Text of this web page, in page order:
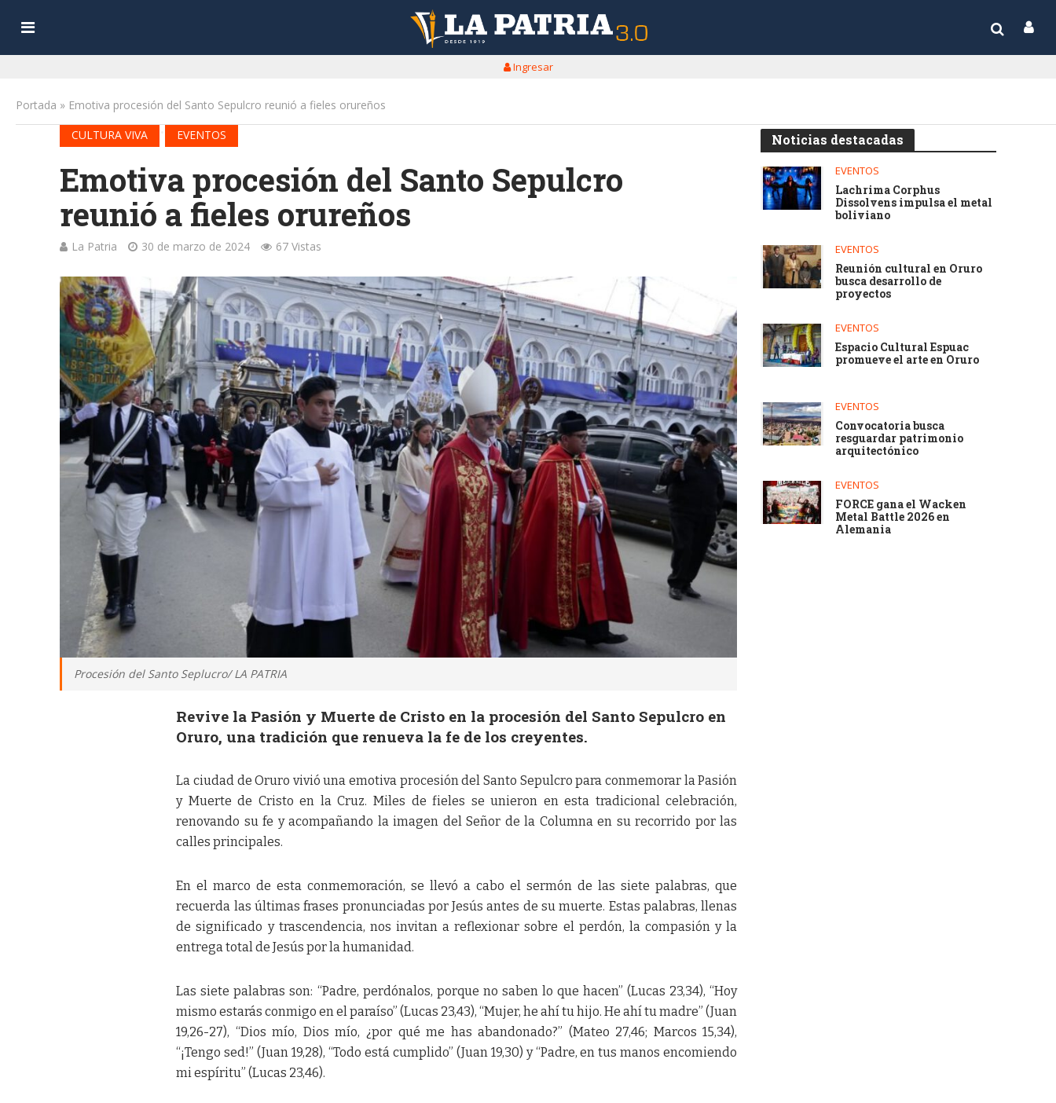
Ingresar
Portada » Emotiva procesión del Santo Sepulcro reunió a fieles orureños
CULTURA VIVA
EVENTOS
Emotiva procesión del Santo Sepulcro
reunió a fieles orureños
La Patria 30 de marzo de 2024 67 Vistas
Procesión del Santo Seplucro/ LA PATRIA
Revive la Pasión y Muerte de Cristo en la procesión del Santo Sepulcro en
Oruro, una tradición que renueva la fe de los creyentes.
La ciudad de Oruro vivió una emotiva procesión del Santo Sepulcro para conmemorar la Pasión
y Muerte de Cristo en la Cruz. Miles de fieles se unieron en esta tradicional celebración,
renovando su fe y acompañando la imagen del Señor de la Columna en su recorrido por las
calles principales.
En el marco de esta conmemoración, se llevó a cabo el sermón de las siete palabras, que
recuerda las últimas frases pronunciadas por Jesús antes de su muerte. Estas palabras, llenas
de significado y trascendencia, nos invitan a reflexionar sobre el perdón, la compasión y la
entrega total de Jesús por la humanidad.
Las siete palabras son: “Padre, perdónalos, porque no saben lo que hacen” (Lucas 23,34), “Hoy
mismo estarás conmigo en el paraíso” (Lucas 23,43), “Mujer, he ahí tu hijo. He ahí tu madre” (Juan
19,26-27), “Dios mío, Dios mío, ¿por qué me has abandonado?” (Mateo 27,46; Marcos 15,34),
“¡Tengo sed!” (Juan 19,28), “Todo está cumplido” (Juan 19,30) y “Padre, en tus manos encomiendo
mi espíritu” (Lucas 23,46).
Noticias destacadas
EVENTOS
Lachrima Corphus
Dissolvens impulsa el metal
boliviano
EVENTOS
Reunión cultural en Oruro
busca desarrollo de
proyectos
EVENTOS
Espacio Cultural Espuac
promueve el arte en Oruro
EVENTOS
Convocatoria busca
resguardar patrimonio
arquitectónico
EVENTOS
FORCE gana el Wacken
Metal Battle 2026 en
Alemania